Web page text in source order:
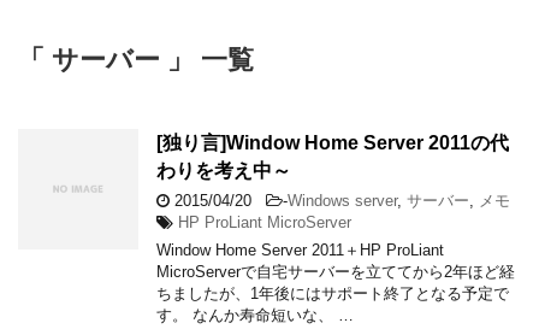
「 サーバー 」 一覧
[独り言]Window Home Server 2011の代
わりを考え中～
2015/04/20 -Windows server, サーバー, メモ
HP ProLiant MicroServer
Window Home Server 2011＋HP ProLiant
MicroServerで自宅サーバーを立ててから2年ほど経
ちましたが、1年後にはサポート終了となる予定で
す。 なんか寿命短いな、 …